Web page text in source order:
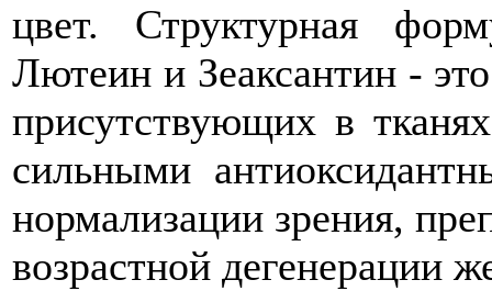
цвет. Структурная
Лютеин и Зеаксантин -
присутствующих в
сильными
нормализации зрения,
возрастной дегенерации